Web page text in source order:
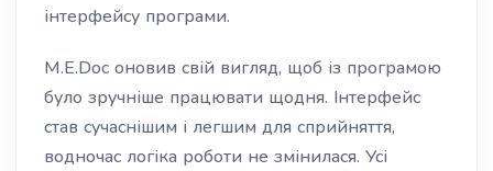
інтерфейсу програми.
M.E.Doc оновив свій вигляд, щоб із програмою
було зручніше працювати щодня. Інтерфейс
став сучаснішим і легшим для сприйняття,
водночас логіка роботи не змінилася. Усі